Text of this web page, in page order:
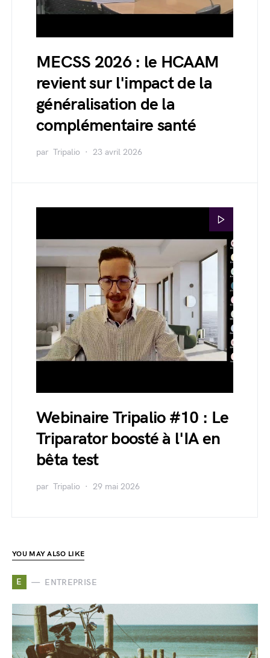
MECSS 2026 : le HCAAM
revient sur l'impact de la
généralisation de la
complémentaire santé
par Tripalio 23 avril 2026
Webinaire Tripalio #10 : Le
Triparator boosté à l'IA en
bêta test
par Tripalio 29 mai 2026
YOU MAY ALSO LIKE
E ENTREPRISE